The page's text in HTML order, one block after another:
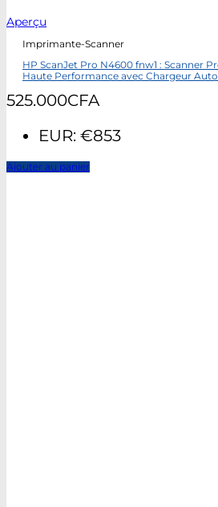
Aperçu
Imprimante-Scanner
HP ScanJet Pro N4600 fnw1 : Scanner
Haute Performance avec Chargeur
525.000CFA
EUR: €853
Ajouter au panier